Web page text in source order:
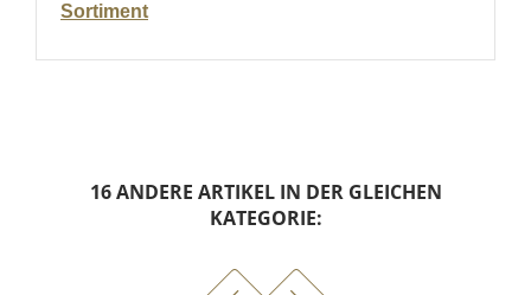
Sortiment
16 ANDERE ARTIKEL IN DER GLEICHEN
KATEGORIE: